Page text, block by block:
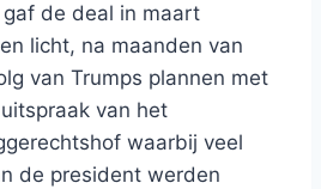
de deal in maart
licht, na maanden van
van Trumps plannen met
van het
waarbij veel
de president werden